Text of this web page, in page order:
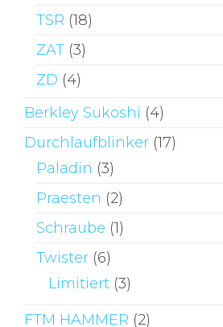
TSR (18)
ZAT (3)
ZD (4)
Berkley Sukoshi (4)
Durchlaufblinker (17)
Paladin (3)
Praesten (2)
Schraube (1)
Twister (6)
Limitiert (3)
FTM HAMMER (2)